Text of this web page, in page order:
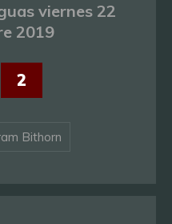
viernes 22
2019
2
Bithorn